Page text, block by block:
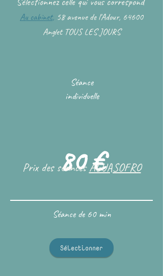
Au cabinet, 58 avenue de l'Adour, 64600
Anglet TOUS LES JOURS
Séance
individuelle
80 €
Séance de 60 min
Sélectionner
Prix ​​des séancesAGUASOFRO